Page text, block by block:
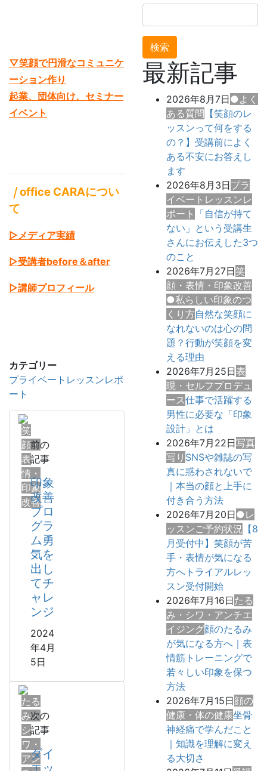
▽笑顔で円滑なコミュニケ
ーション作り
起業、団体向け、セミナー
イベント
｜office CARAについ
て
▷メディア実績
▷受講者before＆after
▷講師プロフィール
カテゴリー
プライベートレッスンレポ
ート
笑
顔・
表
情・
印象
改善
前の
記事
印象
改善
プロ
グラ
ム勇
気を
出し
てチ
ャレ
ンジ
2024
年4月
5日
たる
み・
シ
ワ・
アン
次の
記事
ダイ
エッ
索:
最新記事
2026年8月7日●よく
ある質問 【笑顔のレ
ッスンって何をする
の？】受講前によく
ある不安にお答えし
ます
2026年8月3日プラ
イベートレッスンレ
ポート
「自信が持て
ない」という受講生
さんにお伝えした3つ
のこと
2026年7月27日笑
顔・表情・印象改善
●私らしい印象のつ
くり方自然な笑顔に
なれないのは心の問
題？行動が笑顔を変
える理由
2026年7月25日表
現・セルフプロデュ
ース仕事で活躍する
男性に必要な「印象
設計」とは
2026年7月22日写真
写り SNSや雑誌の写
真に惑わされないで
｜本当の顔と上手に
付き合う方法
2026年7月20日●レ
ッスンご予約状況
【8
月受付中】笑顔が苦
手・表情が気になる
方へトライアルレッ
スン受付開始
2026年7月16日たる
み・シワ・アンチエ
イジング顔のたるみ
が気になる方へ｜表
情筋トレーニングで
若々しい印象を保つ
方法
2026年7月15日顔の
健康・体の健康坐骨
神経痛で学んだこと
｜知識を理解に変え
る大切さ